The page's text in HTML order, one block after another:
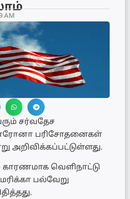
AM
சர்வதேச
பரிசோதனைகள்
அறிவிக்கப்பட்டுள்ளது.
வெளிநாட்டு
பல்வேறு